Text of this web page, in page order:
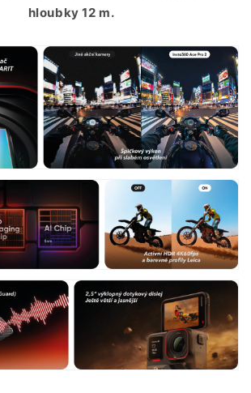
hloubky 12 m.